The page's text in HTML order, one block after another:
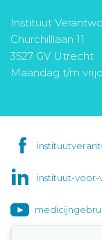
Instituut
Churchilllaan 11
3527 GV Utrecht
Maandag t/m
instituut-